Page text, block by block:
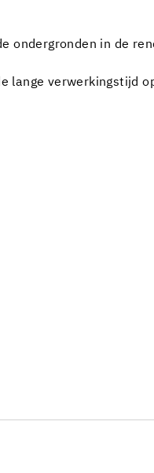
ondergronden in de
lange verwerkingstijd